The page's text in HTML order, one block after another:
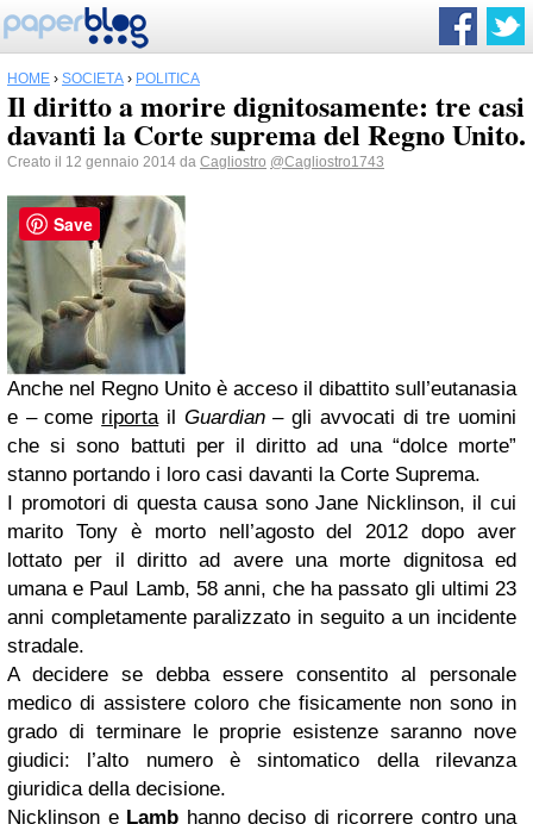
HOME › SOCIETÀ › POLITICA
Il diritto a morire dignitosamente: tre casi
davanti la Corte suprema del Regno Unito.
Creato il 12 gennaio 2014 da Cagliostro @Cagliostro1743
Anche nel Regno Unito è acceso il dibattito sull’eutanasia
e – come riportail Guardian– gli avvocati di tre uomini
che si sono battuti per il diritto ad una “dolce morte”
stanno portando i loro casi davanti la Corte Suprema.
I promotori di questa causa sono Jane Nicklinson, il cui
marito Tony è morto nell’agosto del 2012 dopo aver
lottato per il diritto ad avere una morte dignitosa ed
umana e Paul Lamb, 58 anni, che ha passato gli ultimi 23
anni completamente paralizzato in seguito a un incidente
stradale.
A decidere se debba essere consentito al personale
medico di assistere coloro che fisicamente non sono in
grado di terminare le proprie esistenze saranno nove
giudici: l’alto numero è sintomatico della rilevanza
giuridica della decisione.
Nicklinson e Lamb hanno deciso di ricorrere contro una
Save